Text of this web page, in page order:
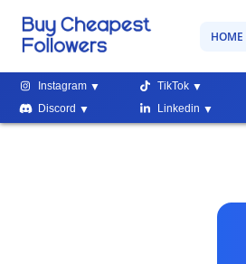
HOME
Instagram TikTok
Discord
Linkedin